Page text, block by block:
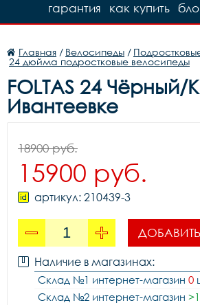
как купить
гарантия
Главная / Велосипеды /
24 дюйма подростковые велосипеды
FOLTAS 24 Чёрный/
Ивантеевке
18900 руб.
15900 руб.
артикул: 210439-3
Наличие в магазинах:
Склад №1 интернет-магазин 0
Склад №2 интернет-магазин